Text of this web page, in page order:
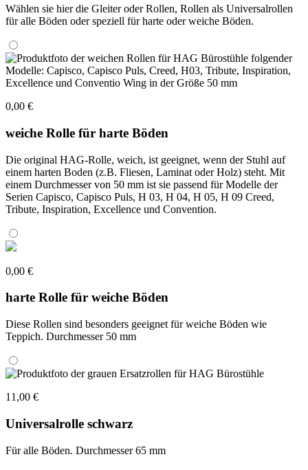
Wählen sie hier die Gleiter oder Rollen, Rollen als Universalrollen
für alle Böden oder speziell für harte oder weiche Böden.
0,00 €
weiche Rolle für harte Böden
Die original HAG-Rolle, weich, ist geeignet, wenn der Stuhl auf
einem harten Boden (z.B. Fliesen, Laminat oder Holz) steht. Mit
einem Durchmesser von 50 mm ist sie passend für Modelle der
Serien Capisco, Capisco Puls, H 03, H 04, H 05, H 09 Creed,
Tribute, Inspiration, Excellence und Convention.
0,00 €
harte Rolle für weiche Böden
Diese Rollen sind besonders geeignet für weiche Böden wie
Teppich. Durchmesser 50 mm
11,00 €
Universalrolle schwarz
Für alle Böden. Durchmesser 65 mm